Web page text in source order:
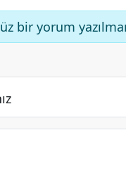
bir yorum